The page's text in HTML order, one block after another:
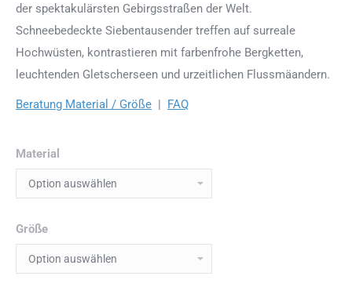
der spektakulärsten Gebirgsstraßen der Welt.
Schneebedeckte Siebentausender treffen auf surreale
Hochwüsten, kontrastieren mit farbenfrohe Bergketten,
leuchtenden Gletscherseen und urzeitlichen Flussmäandern.
Beratung Material / Größe | FAQ
Material
Größe